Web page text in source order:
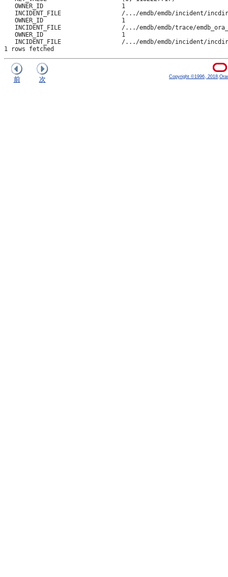
   OWNER_ID                      1
INCIDENT_FILE                 /.../emdb/emdb/incident/
   OWNER_ID                      1
INCIDENT_FILE                 /.../emdb/emdb/trace/
   OWNER_ID                      1
INCIDENT_FILE                 /.../emdb/emdb/incident/
1 rows fetched
前 次 Copyright ©1996,